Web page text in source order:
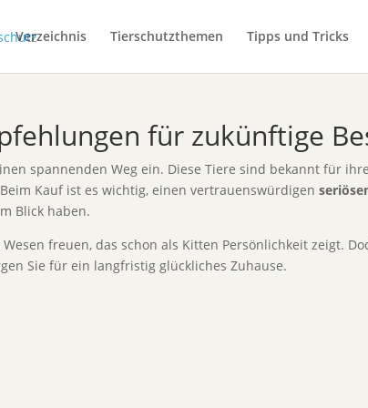
Verzeichnis Tierschutzthemen Tipps und Tricks
für zukünftige
spannenden Weg ein. Diese Tiere sind bekannt für
Kauf ist es wichtig, einen vertrauenswürdigen
Blick haben.
freuen, das schon als Kitten Persönlichkeit zeigt.
Sie für ein langfristig glückliches Zuhause.